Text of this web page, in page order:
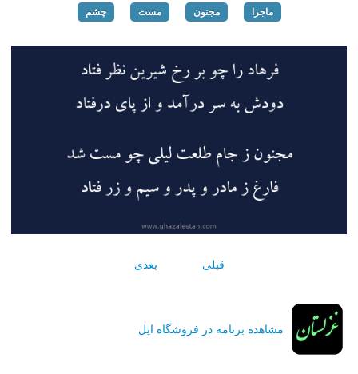
ماجرا مجنون مست چشم
قبلی بعدی
مشاهده برنامه در فروشگاه اپل